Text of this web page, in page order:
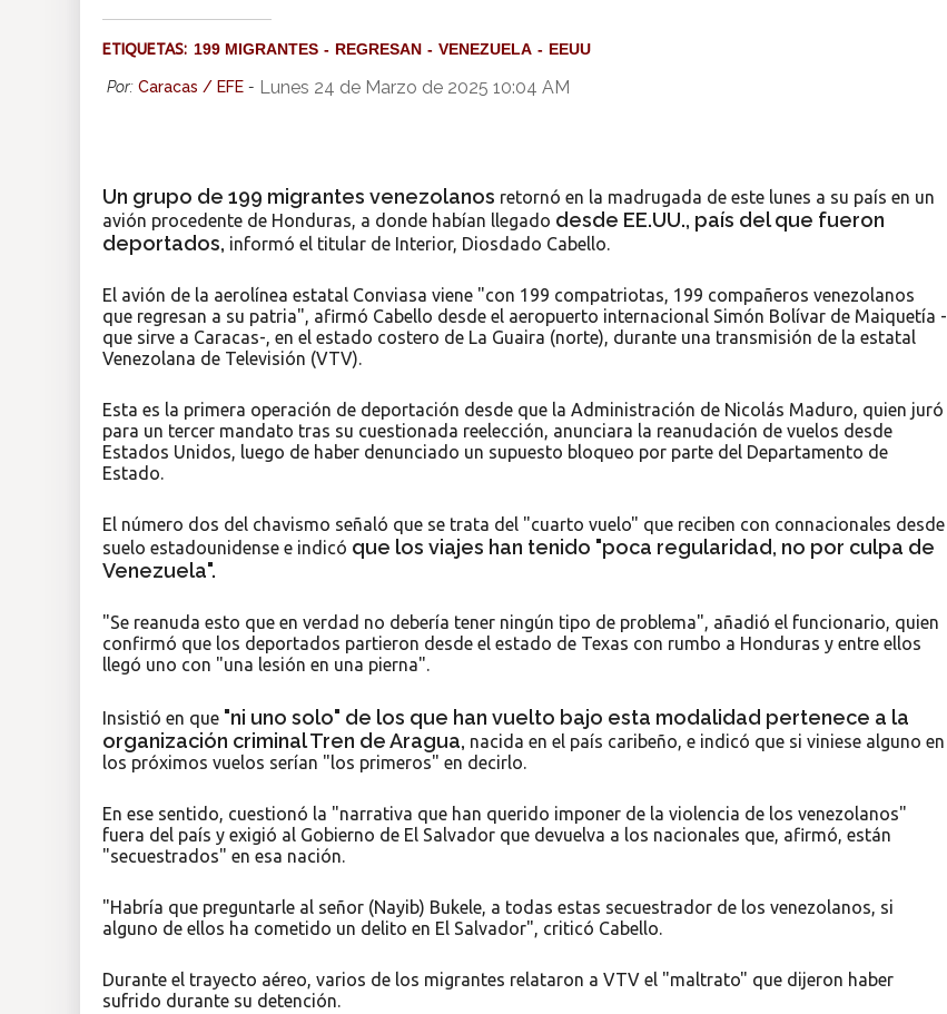
ETIQUETAS: 199 MIGRANTES REGRESAN VENEZUELA EEUU
Por: Caracas / EFE - Lunes 24 de Marzo de 2025 10:04 AM
Un grupo de 199 migrantes venezolanos retornó en la madrugada de este lunes a su país en un
avión procedente de Honduras, a donde habían llegado desde EE.UU., país del que fueron
deportados, informó el titular de Interior, Diosdado Cabello.
El avión de la aerolínea estatal Conviasa viene "con 199 compatriotas, 199 compañeros venezolanos
que regresan a su patria", afirmó Cabello desde el aeropuerto internacional Simón Bolívar de Maiquetía -
que sirve a Caracas-, en el estado costero de La Guaira (norte), durante una transmisión de la estatal
Venezolana de Televisión (VTV).
Esta es la primera operación de deportación desde que la Administración de Nicolás Maduro, quien juró
para un tercer mandato tras su cuestionada reelección, anunciara la reanudación de vuelos desde
Estados Unidos, luego de haber denunciado un supuesto bloqueo por parte del Departamento de
Estado.
El número dos del chavismo señaló que se trata del "cuarto vuelo" que reciben con connacionales desde
suelo estadounidense e indicó que los viajes han tenido "poca regularidad, no por culpa de
Venezuela".
"Se reanuda esto que en verdad no debería tener ningún tipo de problema", añadió el funcionario, quien
confirmó que los deportados partieron desde el estado de Texas con rumbo a Honduras y entre ellos
llegó uno con "una lesión en una pierna".
Insistió en que "ni uno solo" de los que han vuelto bajo esta modalidad pertenece a la
organización criminal Tren de Aragua, nacida en el país caribeño, e indicó que si viniese alguno en
los próximos vuelos serían "los primeros" en decirlo.
En ese sentido, cuestionó la "narrativa que han querido imponer de la violencia de los venezolanos"
fuera del país y exigió al Gobierno de El Salvador que devuelva a los nacionales que, afirmó, están
"secuestrados" en esa nación.
"Habría que preguntarle al señor (Nayib) Bukele, a todas estas secuestrador de los venezolanos, si
alguno de ellos ha cometido un delito en El Salvador", criticó Cabello.
Durante el trayecto aéreo, varios de los migrantes relataron a VTV el "maltrato" que dijeron haber
sufrido durante su detención.